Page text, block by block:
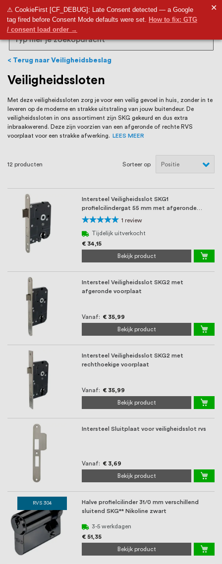
9,5
⚠ CookieFirst [CF_DEBUG]: Late Consent detected — a Google
tag fired before Consent Mode defaults were set. How to fix: GTG
/ consent load order →
✕
RVS Land is een écht familiebedrijf met
bijna 20 jaar ervaring in RVS producten
voor binnen- en buitenhuis, waaronder
trapleuningen, deurbeslag,
ventilatieroosters en bouwbeslag. In onze
webshop vind je het grootste assortiment
van Nederland en België, met meer dan
100.000 hoogwaardige RVS artikelen
tevens een eigen werkplaats waar we
RVS op maat produceren, geheel volgens
jouw specifieke wensen. Al sinds onze
oprichting staat persoonlijke service bij
ons voorop, want we geloven dat een
goede relatie met onze klanten het
verschil maakt.
Search
Terug naar Veiligheidsbeslag
Veiligheidssloten
Met deze veiligheidssloten zorg je voor een veilig gevoel in huis, zonder in te
leveren op de moderne en strakke uitstraling van jouw buitendeur. De
veiligheidssloten in ons assortiment zijn SKG gekeurd en dus extra
inbraakwerend. Deze zijn voorzien van een afgeronde of rechte RVS
voorplaat voor een strakke afwerking.
LEES MEER
12 producten Sorteer op
Intersteel Veiligheidsslot SKG1
profielcilindergat 55 mm met afgeronde
Waardering:
100%
1 review
Tijdelijk uitverkocht
€ 34,15
Bekijk product
Intersteel Veiligheidsslot SKG2 met
afgeronde voorplaat
Vanaf € 35,99
Bekijk product
Intersteel Veiligheidsslot SKG2 met
rechthoekige voorplaat
Vanaf € 35,99
Bekijk product
Intersteel Sluitplaat voor veiligheidsslot rvs
Vanaf € 3,69
Bekijk product
RVS 304
Halve profielcilinder 31/0 mm verschillend
sluitend SKG** Nikoline zwart
3-5 werkdagen
€ 51,35
Bekijk product